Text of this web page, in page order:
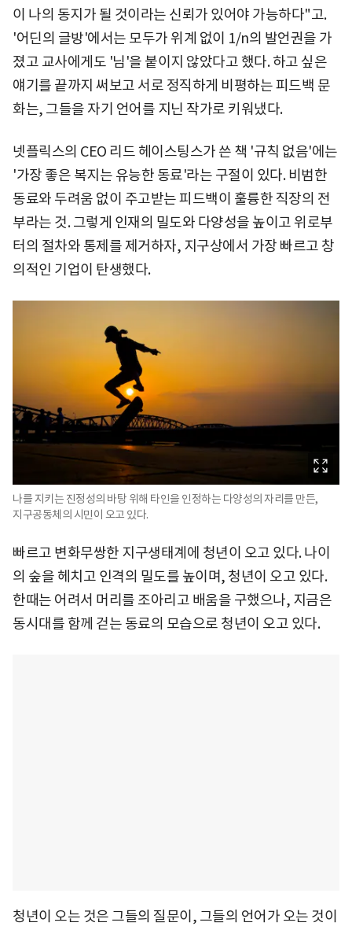
이 나의 동지가 될 것이라는 신뢰가 있어야 가능하다"고.
'어딘의 글방'에서는 모두가 위계 없이 1/n의 발언권을 가
졌고 교사에게도 '님'을 붙이지 않았다고 했다. 하고 싶은
얘기를 끝까지 써보고 서로 정직하게 비평하는 피드백 문
화는, 그들을 자기 언어를 지닌 작가로 키워냈다.
넷플릭스의 CEO 리드 헤이스팅스가 쓴 책 '규칙 없음'에는
'가장 좋은 복지는 유능한 동료'라는 구절이 있다. 비범한
동료와 두려움 없이 주고받는 피드백이 훌륭한 직장의 전
부라는 것. 그렇게 인재의 밀도와 다양성을 높이고 위로부
터의 절차와 통제를 제거하자, 지구상에서 가장 빠르고 창
의적인 기업이 탄생했다.
나를 지키는 진정성의 바탕 위해 타인을 인정하는 다양성의 자리를 만든,
지구공동체의 시민이 오고 있다.
빠르고 변화무쌍한 지구생태계에 청년이 오고 있다. 나이
의 숲을 헤치고 인격의 밀도를 높이며, 청년이 오고 있다.
한때는 어려서 머리를 조아리고 배움을 구했으나, 지금은
동시대를 함께 걷는 동료의 모습으로 청년이 오고 있다.
청년이 오는 것은 그들의 질문이, 그들의 언어가 오는 것이